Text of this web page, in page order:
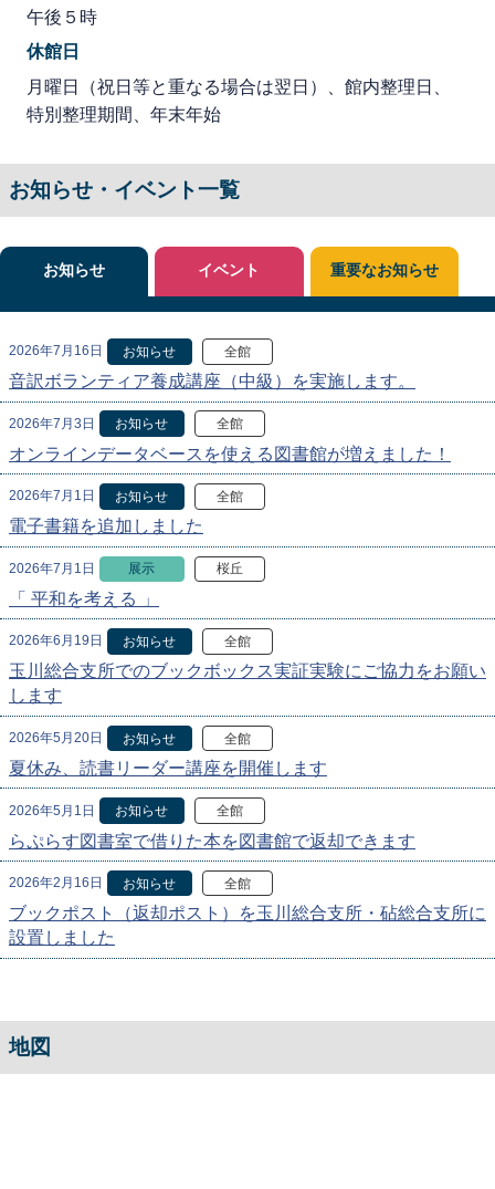
午後５時
休館日
月曜日（祝日等と重なる場合は翌日）、館内整理日、
特別整理期間、年末年始
お知らせ・イベント一覧
お知らせ
2026年7月16日 お知らせ 全館
音訳ボランティア養成講座（中級）を実施します。
2026年7月3日 お知らせ 全館
オンラインデータベースを使える図書館が増えました！
2026年7月1日 お知らせ 全館
電子書籍を追加しました
2026年7月1日 展示 桜丘
「 平和を考える 」
2026年6月19日 お知らせ 全館
玉川総合支所でのブックボックス実証実験にご協力をお願い
します
2026年5月20日 お知らせ 全館
夏休み、読書リーダー講座を開催します
2026年5月1日 お知らせ 全館
らぷらす図書室で借りた本を図書館で返却できます
2026年2月16日 お知らせ 全館
ブックポスト（返却ポスト）を玉川総合支所・砧総合支所に
設置しました
イベント 重要なお知らせ
地図